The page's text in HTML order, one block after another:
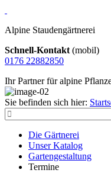
Alpine Staudengärtnerei
Schnell-Kontakt (mobil)
0176 22882850
Ihr Partner für alpine
Sie befinden sich hier:
Die Gärtnerei
Unser Katalog
Gartengestaltung
Termine